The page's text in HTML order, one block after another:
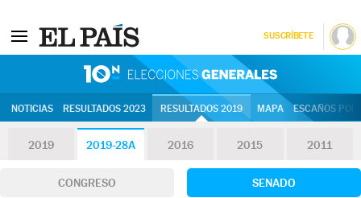
SUSCRÍBETE
NOTICIAS RESULTADOS 2023 RESULTADOS 2019 MAPA ESCAÑOS
2019 2019-28A 2016 2015 2011
CONGRESO SENADO